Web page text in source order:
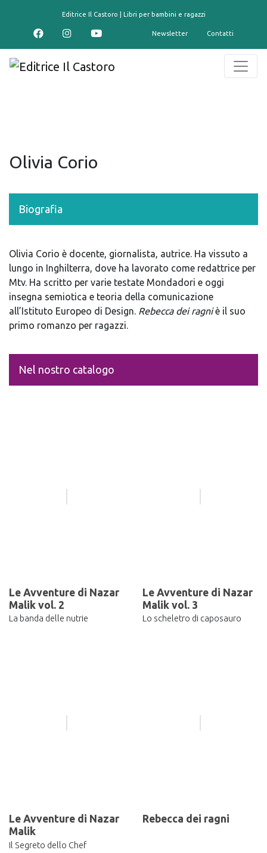
Editrice Il Castoro | Libri per bambini e ragazzi
Newsletter Contatti
Olivia Corio
Biografia
Olivia Corio è docente, giornalista, autrice. Ha vissuto a
lungo in Inghilterra, dove ha lavorato come redattrice per
Mtv. Ha scritto per varie testate Mondadori e oggi
insegna semiotica e teoria della comunicazione
all’Istituto Europeo di Design. Rebecca dei ragniè il suo
primo romanzo per ragazzi.
Nel nostro catalogo
Le Avventure di Nazar
Malik vol. 2
La banda delle nutrie
Le Avventure di Nazar
Malik vol. 3
Lo scheletro di caposauro
Le Avventure di Nazar
Malik
Il Segreto dello Chef
Rebecca dei ragni